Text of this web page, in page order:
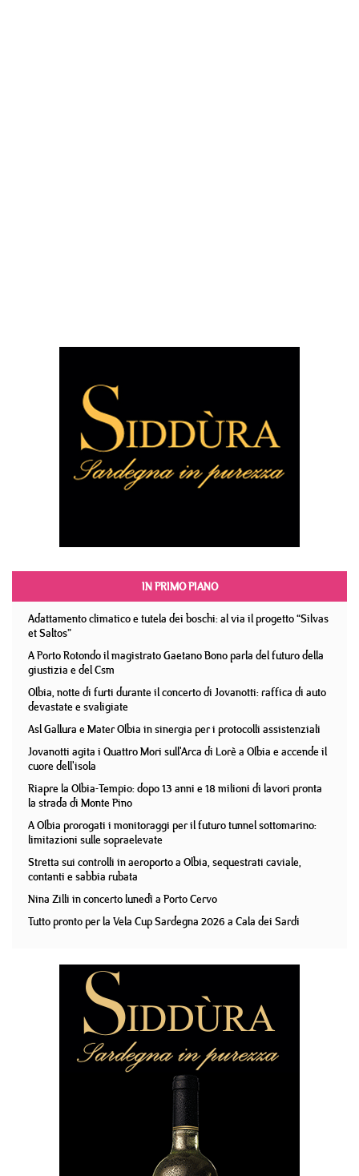
IN PRIMO PIANO
Adattamento climatico e tutela dei boschi: al via il progetto “Silvas
et Saltos”
A Porto Rotondo il magistrato Gaetano Bono parla del futuro della
giustizia e del Csm
Olbia, notte di furti durante il concerto di Jovanotti: raffica di auto
devastate e svaligiate
Asl Gallura e Mater Olbia in sinergia per i protocolli assistenziali
Jovanotti agita i Quattro Mori sull'Arca di Lorè a Olbia e accende il
cuore dell'isola
Riapre la Olbia-Tempio: dopo 13 anni e 18 milioni di lavori pronta
la strada di Monte Pino
A Olbia prorogati i monitoraggi per il futuro tunnel sottomarino:
limitazioni sulle sopraelevate
Stretta sui controlli in aeroporto a Olbia, sequestrati caviale,
contanti e sabbia rubata
Nina Zilli in concerto lunedì a Porto Cervo
Tutto pronto per la Vela Cup Sardegna 2026 a Cala dei Sardi